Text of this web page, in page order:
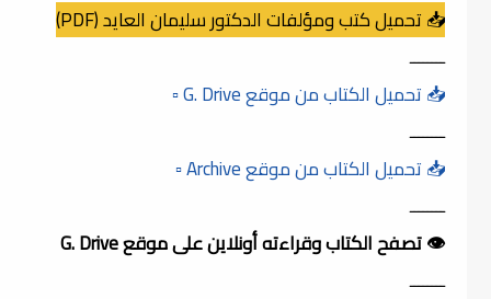
📥 تحميل كتب ومؤلفات الدكتور سليمان العايد (PDF)
ــــــــ
📥 تحميل الكتاب من موقع G. Drive ▫️
ــــــــ
📥 تحميل الكتاب من موقع Archive ▫️
ــــــــ
👁️ تصفح الكتاب وقراءته أونلاين على موقع G. Drive
ــــــــ